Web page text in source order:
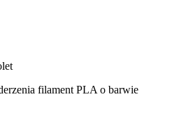
filament PLA o barwie